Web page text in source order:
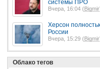
системы ПРО
Вчера, 16:04 (Bigmir
Херсон
России
Вчера, 15:29 (Bigmir
Облако тегов